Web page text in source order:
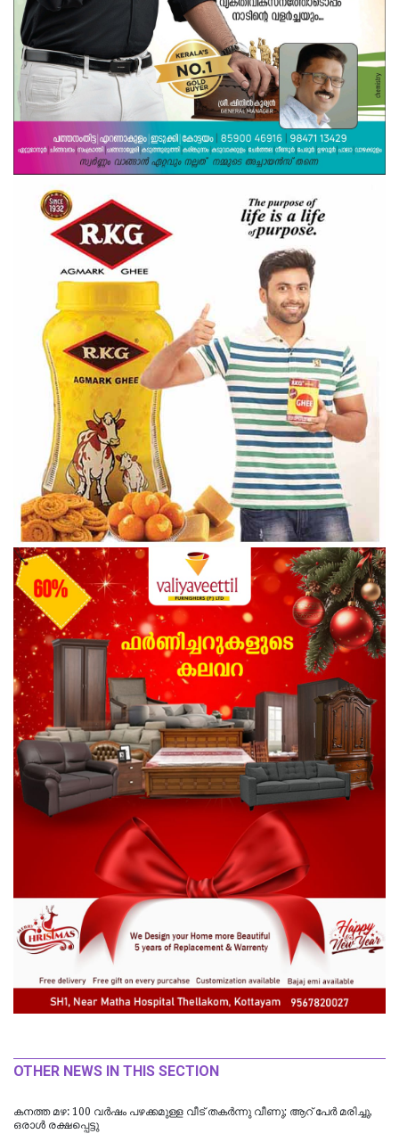
OTHER NEWS IN THIS SECTION
കനത്ത മഴ: 100 വർഷം പഴക്കമുള്ള വീട് തകർന്നു വീണു; ആറ് പേർ മരിച്ചു,
ഒരാൾ രക്ഷപ്പെട്ടു